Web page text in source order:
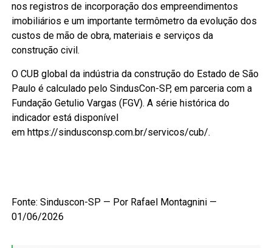
nos registros de incorporação dos empreendimentos
imobiliários e um importante termômetro da evolução dos
custos de mão de obra, materiais e serviços da
construção civil.
O CUB global da indústria da construção do Estado de São
Paulo é calculado pelo SindusCon-SP, em parceria com a
Fundação Getulio Vargas (FGV). A série histórica do
indicador está disponível
em https://sindusconsp.com.br/servicos/cub/.
Fonte: Sinduscon-SP — Por Rafael Montagnini —
01/06/2026